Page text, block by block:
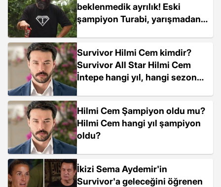
beklenmedik ayrılık! Eski
şampiyon Turabi, yarışmadan
Survivor Hilmi Cem kimdir?
Survivor All Star Hilmi Cem
İntepe hangi yıl, hangi sezon
Hilmi Cem Şampiyon oldu mu?
Hilmi Cem hangi yıl şampiyon
oldu?
İkizi Sema Aydemir'in
Survivor'a geleceğini öğrenen